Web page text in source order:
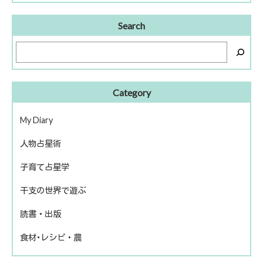
Search
Category
My Diary
ピアノ再開
人物占星術
歴史上の人物
話題の人物
子育て占星学
干支の世界で遊ぶ
きのえねファイル
運命を左右する星について
読書・出版
冬のソナタ
食材･レシピ・農